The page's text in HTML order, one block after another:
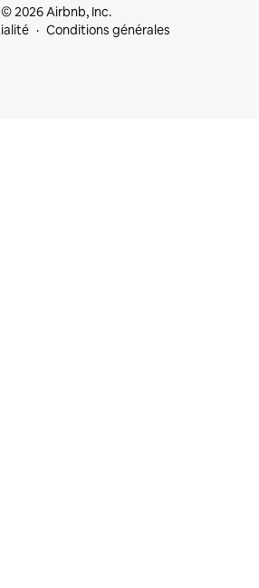
© 2026 Airbnb, Inc.
Conditions générales